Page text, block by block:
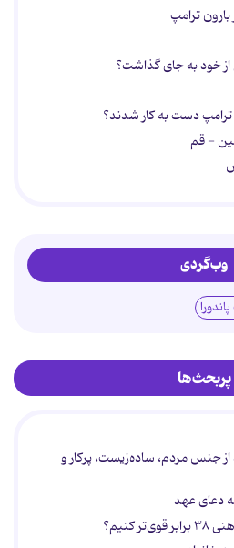
بارون ترامپ
دست به کار شدند؟
- قم
وب‌گردی
پربحث‌ها
جنس مردم، ساده‌زیست، پرکار و
دعای عهد
کنیم؟